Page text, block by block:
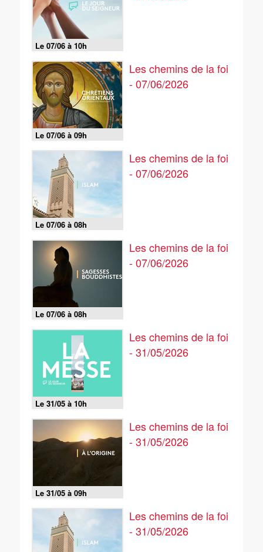
Le 07/06 à 10h
Le 07/06 à 09h
Les chemins de la foi
- 07/06/2026
Le 07/06 à 08h
Les chemins de la foi
- 07/06/2026
Le 07/06 à 08h
Les chemins de la foi
- 07/06/2026
Le 31/05 à 10h
Les chemins de la foi
- 31/05/2026
Le 31/05 à 09h
Les chemins de la foi
- 31/05/2026
Les chemins de la foi
- 31/05/2026